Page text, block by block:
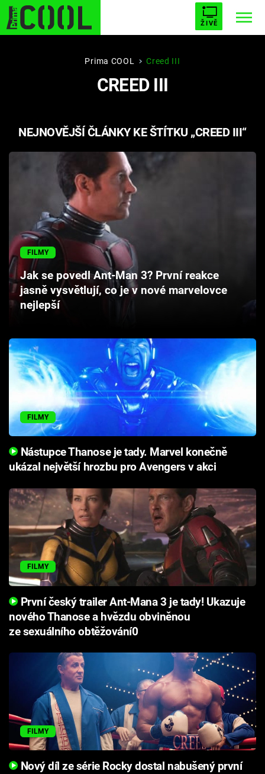
ŽIVĚ
STARHOUSE BUFFY, PŘEMOŽITELKA UPÍRŮ
PLNEJ KOTEL AVENGERS 5
Témata
Seriály
Hry
Cool Esport
Pořady
TV Program
Sledujte prima+
Přihlášení
Sledujte nás
Prima COOL Creed III
CREED III
NEJNOVĚJŠÍ ČLÁNKY KE ŠTÍTKU „CREED III“
FILMY
Jak se povedl Ant-Man 3? První reakce
jasně vysvětlují, co je v nové marvelovce
nejlepší
FILMY
Nástupce Thanose je tady. Marvel konečně
ukázal největší hrozbu pro Avengers v akci
FILMY
První český trailer Ant-Mana 3 je tady! Ukazuje
nového Thanose a hvězdu obviněnou
ze sexuálního obtěžování0
FILMY
Nový díl ze série Rocky dostal nabušený první